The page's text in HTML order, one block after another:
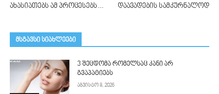
ახასიათებს ამ პროცესებს…
დაავადების სამკურნალოდ
მსგავსი სიახლეები
3 შეცდომა რომელსაც კანი არ
გვაპატიებს
აგვისტო 8, 2026